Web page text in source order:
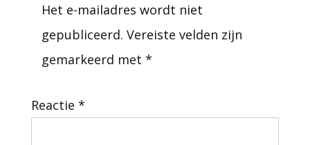
Het e-mailadres wordt niet
gepubliceerd. Vereiste velden zijn
gemarkeerd met *
Reactie *